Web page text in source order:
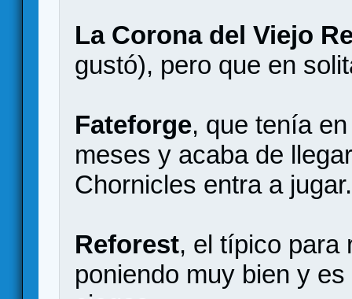
La Corona del Viejo
gustó), pero que en
Fateforge, que tenía
meses y acaba de
Chornicles entra a jugar.
Reforest, el típico para
poniendo muy bien y